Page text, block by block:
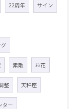
22周年 サイン
素敵 お花
整 天秤座
ター